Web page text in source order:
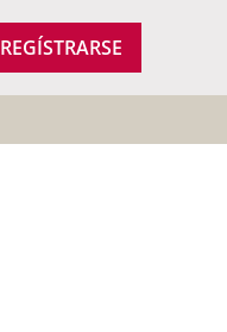
REGÍSTRARSE